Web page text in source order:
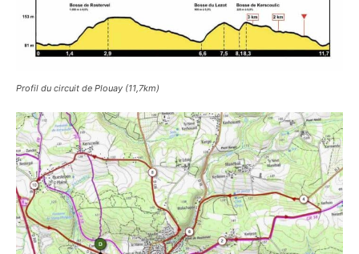
Profil du circuit de Plouay (11,7km)